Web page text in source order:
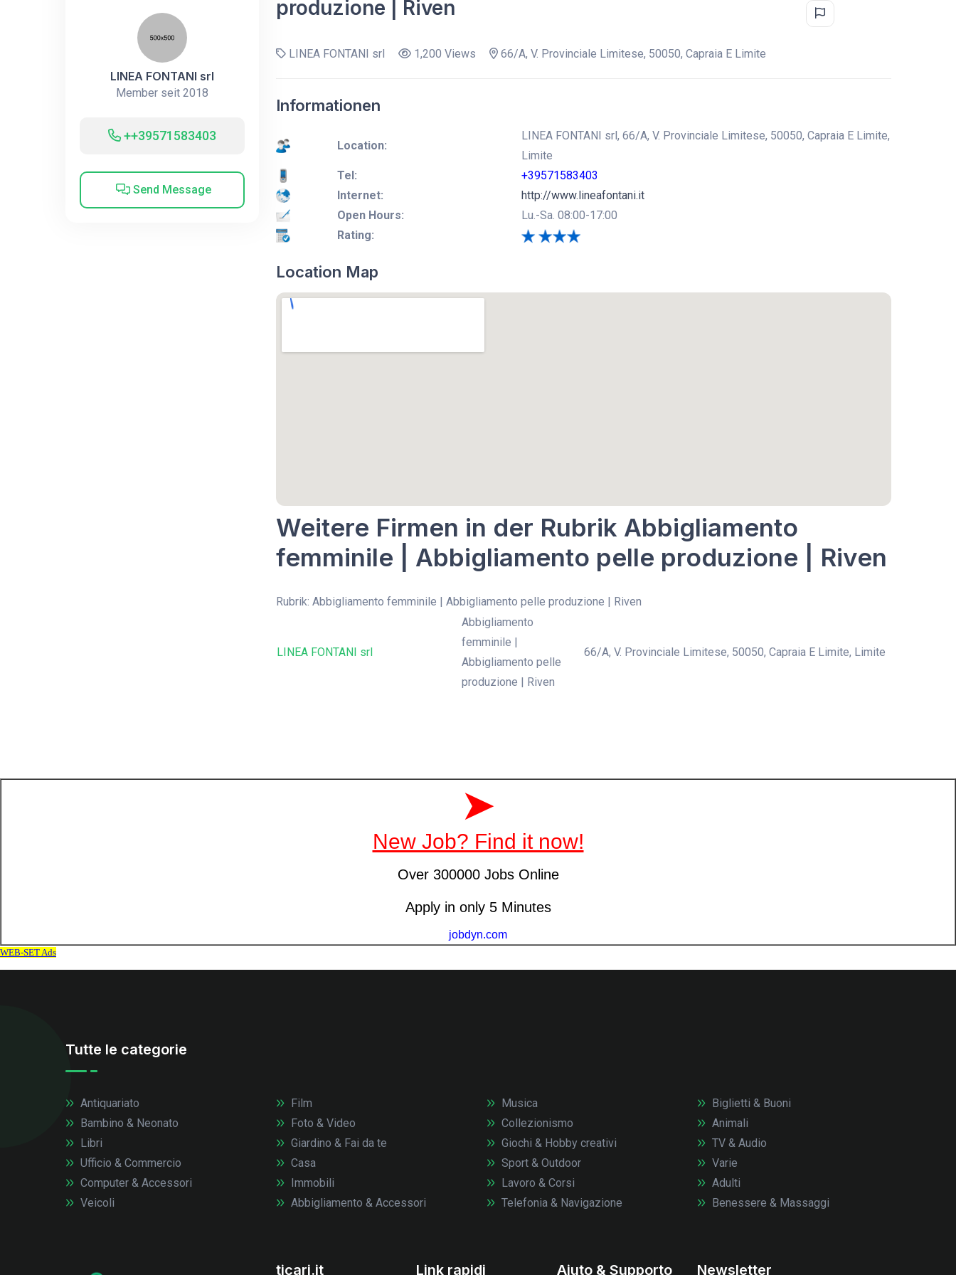
LINEA FONTANI srl
Member seit 2018
++39571583403
Send Message
produzione | Riven
LINEA FONTANI srl 1,200 Views 66/A, V. Provinciale Limitese, 50050, Capraia E Limite
Informationen
Location:
LINEA FONTANI srl, 66/A, V. Provinciale Limitese, 50050, Capraia E Limite,
Limite
Tel:
+39571583403
Internet:
http://www.lineafontani.it
Open Hours:
Lu.-Sa. 08:00-17:00
Rating:
Location Map
Weitere Firmen in der Rubrik Abbigliamento
femminile | Abbigliamento pelle produzione | Riven
Rubrik: Abbigliamento femminile | Abbigliamento pelle produzione | Riven
LINEA FONTANI srl
Abbigliamento
femminile |
Abbigliamento pelle
produzione | Riven
66/A, V. Provinciale Limitese, 50050, Capraia E Limite, Limite
Tutte le categorie
Antiquariato
Bambino & Neonato
Libri
Ufficio & Commercio
Computer & Accessori
Veicoli
Film
Foto & Video
Giardino & Fai da te
Casa
Immobili
Abbigliamento & Accessori
Musica
Collezionismo
Giochi & Hobby creativi
Sport & Outdoor
Lavoro & Corsi
Telefonia & Navigazione
Biglietti & Buoni
Animali
TV & Audio
Varie
Adulti
Benessere & Massaggi
ticari.it Link rapidi Aiuto & Supporto Newsletter